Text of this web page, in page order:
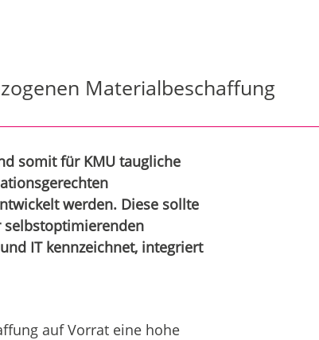
Materialbeschaffung
somit für KMU taugliche
werden. Diese sollte
selbstoptimierenden
IT kennzeichnet, integriert
auf Vorrat eine hohe